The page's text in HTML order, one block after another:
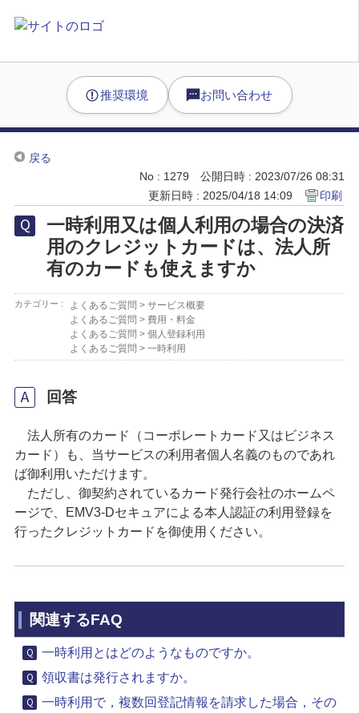
推奨環境 お問い合わせ
戻る
No : 1279
公開日時 : 2023/07/26 08:31
更新日時 : 2025/04/18 14:09
印刷
一時利用又は個人利用の場合の決済
用のクレジットカードは、法人所
有のカードも使えますか
カテゴリー : よくあるご質問 > サービス概要
よくあるご質問 > 費用・料金
よくあるご質問 > 個人登録利用
よくあるご質問 > 一時利用
回答
法人所有のカード（コーポレートカード又はビジネス
カード）も、当サービスの利用者個人名義のものであれ
ば御利用いただけます。
ただし、御契約されているカード発行会社のホームペ
ージで、EMV3-Dセキュアによる本人認証の利用登録を
行ったクレジットカードを御使用ください。
関連するFAQ
一時利用とはどのようなものですか。
領収書は発行されますか。
一時利用で，複数回登記情報を請求した場合，その